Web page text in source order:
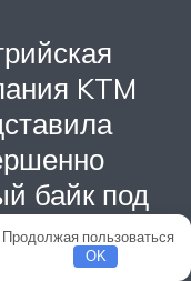
KTM
байк под
Данная
пользоваться
OK